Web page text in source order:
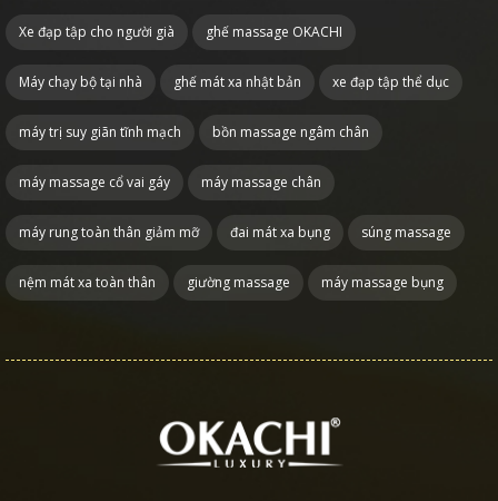
Xe đạp tập cho người già ghế massage OKACHI
Máy chạy bộ tại nhà ghế mát xa nhật bản xe đạp tập thể dục
máy trị suy giãn tĩnh mạch bồn massage ngâm chân
máy massage cổ vai gáy máy massage chân
máy rung toàn thân giảm mỡ đai mát xa bụng súng massage
nệm mát xa toàn thân giường massage máy massage bụng